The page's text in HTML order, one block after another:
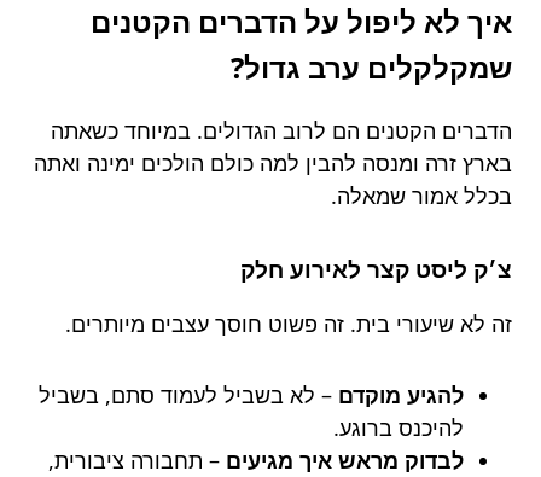
איך לא ליפול על הדברים הקטנים
שמקלקלים ערב גדול?
הדברים הקטנים הם לרוב הגדולים. במיוחד כשאתה
בארץ זרה ומנסה להבין למה כולם הולכים ימינה ואתה
בכלל אמור שמאלה.
צ׳ק ליסט קצר לאירוע חלק
זה לא שיעורי בית. זה פשוט חוסך עצבים מיותרים.
להגיע מוקדם – לא בשביל לעמוד סתם, בשביל
להיכנס ברוגע.
לבדוק מראש איך מגיעים – תחבורה ציבורית,